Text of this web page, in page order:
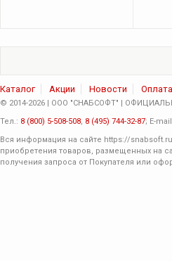
Каталог Акции Новости
© 2014-2026 | ООО "СНАБСОФТ" | ОФИЦИАЛЬНЫЙ
Тел.: 8 (800) 5-508-508, 8 (495) 744-32-87; E-
Вся информация на сайте https://
приобретения товаров, размещенных на
получения запроса от Покупателя или